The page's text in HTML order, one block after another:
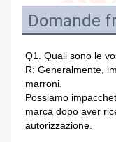
Domande
Q1. Quali sono le
R: Generalmente,
marroni.
Possiamo
marca dopo aver
autorizzazione.